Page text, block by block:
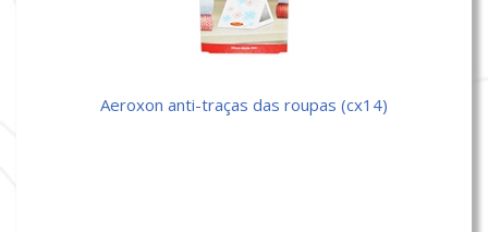
aeroxon anti-traças das roupas (cx14)